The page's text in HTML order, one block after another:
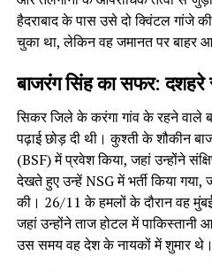
हैदराबाद के पास उसे दो क्विंटल गांजे
चुका था, लेकिन वह जमानत पर बाहर
बाजरंग सिंह का सफर: दशहरे
सिकर जिले के करंगा गांव के रहने वाले
पढ़ाई छोड़ दी थी। कुश्ती के शौकीन
(BSF) में प्रवेश किया, जहां उन्होंने
देखते हुए उन्हें NSG में भर्ती किया
की। 26/11 के हमलों के दौरान वह
जहां उन्होंने ताज होटल में पाकिस्तानी
उस समय वह देश के नायकों में शुमार थे।